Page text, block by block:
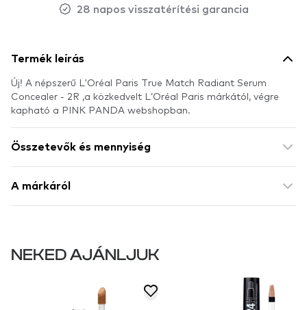
28 napos visszatérítési garancia
Termék leírás
Új! A népszerű L'Oréal Paris True Match Radiant Serum
Concealer - 2R ,a közkedvelt L’Oréal Paris márkától, végre
kapható a PINK PANDA webshopban.
Összetevők és mennyiség
A márkáról
NEKED AJÁNLJUK